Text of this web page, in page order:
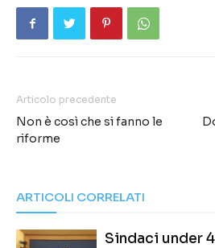
Articolo precedente
Non è così che si fanno le
riforme
ARTICOLI CORRELATI
Sindaci under